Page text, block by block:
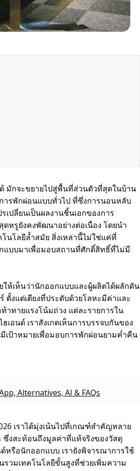
มักจะขยายไปสู่พื้นที่ส่วนตัวที่สุดในบ้าน
ารพักผ่อนแบบทั่วไป ที่ซึ่งการนอนหลับ
ปลี่ยนเป็นผลงานชิ้นเอกของการ
ดหรูยังคงพัฒนาอย่างต่อเนื่อง โดยนำ
นโลยีล้ำสมัย สิ่งเหล่านี้ไม่ใช่แค่ที่
บบมาเพื่อมอบสถานที่ศักดิ์สิทธิ์ที่ไม่มี
ให้เห็นว่านักออกแบบและผู้ผลิตได้ผลักดัน
ตั้งแต่เตียงที่ประดับด้วยโลหะมีค่าและ
ทายแรงโน้มถ่วง แต่ละรายการใน
อนด์ เราสังเกตเห็นการบรรจบกันของ
เป้าหมายเพื่อมอบการพักผ่อนยามค่ำคืน
Alternatives, AI & FAQs
เราได้มุ่งเน้นไปที่เกณฑ์สำคัญหลาย
ซึ่งสะท้อนถึงมูลค่าที่แท้จริงของวัสดุ
รือนักออกแบบ เรายังพิจารณาการใช้
วมเทคโนโลยีขั้นสูงที่ช่วยเพิ่มความ